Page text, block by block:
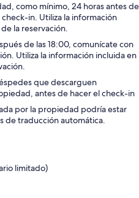
como mínimo, 24 horas antes de
in. Utiliza la información
la reservación.
de las 18:00, comunícate con
Utiliza la información incluida en
que descarguen
antes de hacer el check-in
por la propiedad podría estar
de traducción automática.
limitado)